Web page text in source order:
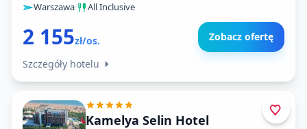
Warszawa· All Inclusive
2 155zł/os. Zobacz ofertę
Szczegóły hotelu
Kamelya Selin Hotel